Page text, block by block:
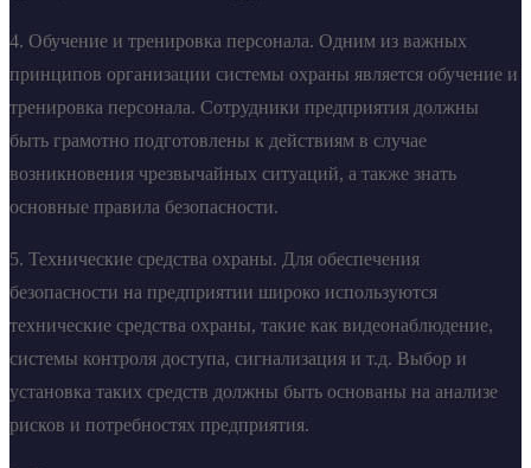
4. Обучение и тренировка персонала. Одним из важных
принципов организации системы охраны является обучение и
тренировка персонала. Сотрудники предприятия должны
быть грамотно подготовлены к действиям в случае
возникновения чрезвычайных ситуаций, а также знать
основные правила безопасности.
5. Технические средства охраны. Для обеспечения
безопасности на предприятии широко используются
технические средства охраны, такие как видеонаблюдение,
системы контроля доступа, сигнализация и т.д. Выбор и
установка таких средств должны быть основаны на анализе
рисков и потребностях предприятия.